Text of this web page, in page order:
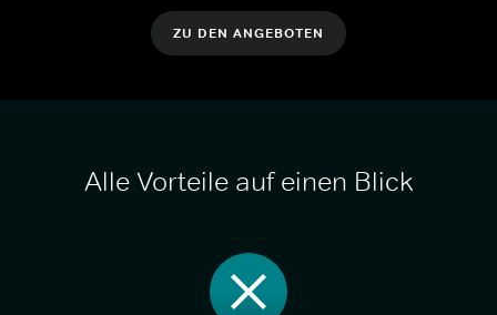
ZU DEN ANGEBOTEN
Alle Vorteile auf einen Blick